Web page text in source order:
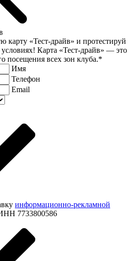
карту «Тест-драйв» и протестируй
Карта «Тест-драйв» — это
посещения всех зон клуба.*
Имя
Телефон
Email
информационно-рекламной
7733800586